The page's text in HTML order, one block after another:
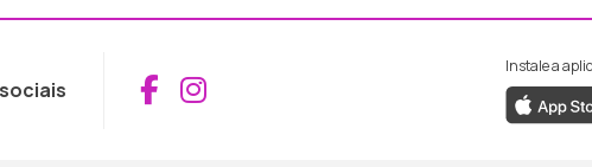
Aceder ao Facebook da RTP
Aceder ao Instagram da
Instale a